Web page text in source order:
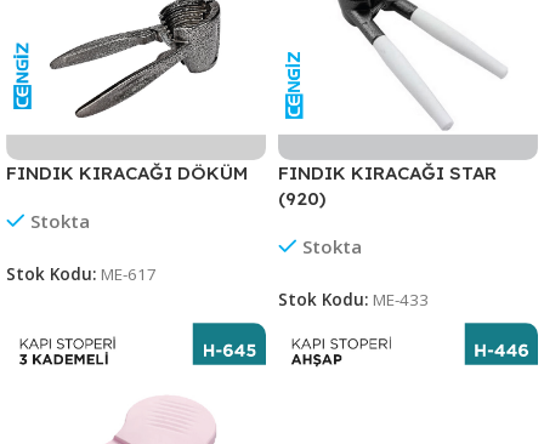
FINDIK KIRACAĞI DÖKÜM
Stokta
Stok Kodu: ME-617
FINDIK KIRACAĞI STAR
(920)
Stokta
Stok Kodu: ME-433